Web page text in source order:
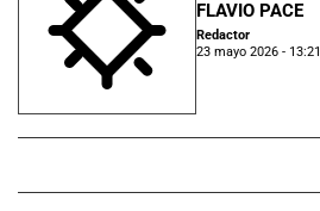
FLAVIO PACE
Redactor
23 mayo 2026 - 13:21